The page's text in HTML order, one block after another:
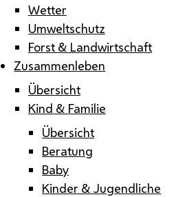
Wetter
Umweltschutz
Forst & Landwirtschaft
Zusammenleben
Übersicht
Kind & Familie
Übersicht
Beratung
Baby
Kinder & Jugendliche